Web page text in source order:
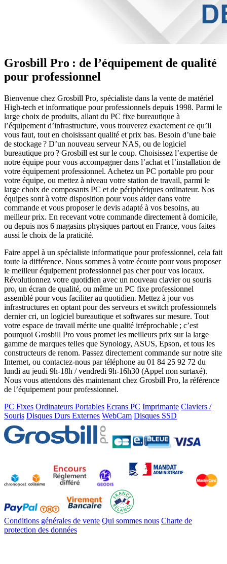
Grosbill Pro : de l’équipement de qualité
pour professionnel
Bienvenue chez Grosbill Pro, spécialiste dans la vente de matériel
High-tech et informatique pour professionnels depuis 1998. Parmi le
large choix de produits, allant du PC fixe bureautique à
l’équipement d’infrastructure, vous trouverez exactement ce qu’il
vous faut, tout en choisissant qualité et prix bas. Besoin d’une baie
de stockage ? D’un nouveau serveur NAS, ou de logiciel
bureautique pro ? Grosbill est sur le coup. Choisissez l’expertise de
notre équipe pour vous accompagner dans l’achat et l’installation de
votre équipement professionnel. Achetez un PC portable pro pour
votre équipe, ou mettez à niveau votre station de travail, parmi le
large choix de composants PC et de périphériques ordinateur. Nos
équipes sont à votre disposition pour vous aider dans votre
commande et vous proposer le devis adapté à vos besoins, au
meilleur prix. En recevant votre commande directement à domicile,
ou depuis nos 6 magasins physiques partout en France, vous faites
aussi le choix de la praticité.
Faire appel à un spécialiste informatique pour professionnel, cela fait
toute la différence. Nous sommes à votre écoute pour vous proposer
le meilleur équipement professionnel pas cher pour vos locaux.
Révolutionnez votre quotidien avec un nouveau clavier ou souris
pro, un écran de qualité, ou même un PC fixe professionnel
assemblé pour vous faciliter au quotidien. Mettez à jour vos
infrastructures en optant pour des serveurs et switch professionnels
dernier cri, un logiciel bureautique et softwares sur mesure. Tout
votre espace de travail mérite une qualité irréprochable ; c’est
pourquoi Grosbill Pro vous promet les meilleurs prix sur la large
gamme de marques telles que Synology, ASUS, Epson, et tous les
constructeurs de renom. Passez directement commande sur notre site
Internet, ou contactez-nous par téléphone au 01 84 25 92 72 du
lundi au jeudi 9h-18h / vendredi 9h-16h30 (Appel non surtaxé).
Nous vous attendons dès maintenant chez Grosbill Pro, la référence
de l’équipement pour professionnel.
PC Fixes Ordinateurs Portables Ecrans PC Imprimante Claviers /
Souris Disques Durs Externes WebCam Disques SSD
Conditions générales de vente Qui sommes nous Charte de
protection des données